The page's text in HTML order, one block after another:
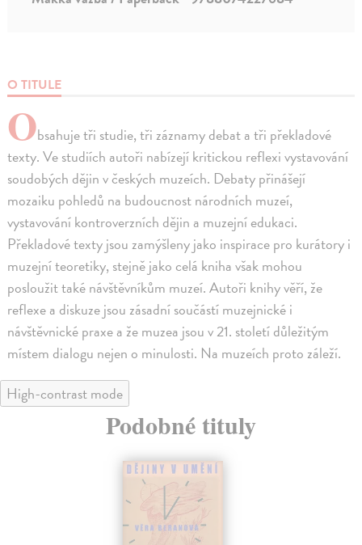
O TITULE
Obsahuje tři studie, tři záznamy debat a tři překladové
texty. Ve studiích autoři nabízejí kritickou reflexi vystavování
soudobých dějin v českých muzeích. Debaty přinášejí
mozaiku pohledů na budoucnost národních muzeí,
vystavování kontroverzních dějin a muzejní edukaci.
Překladové texty jsou zamýšleny jako inspirace pro kurátory i
muzejní teoretiky, stejně jako celá kniha však mohou
posloužit také návštěvníkům muzeí. Autoři knihy věří, že
reflexe a diskuze jsou zásadní součástí muzejnické i
návštěvnické praxe a že muzea jsou v 21. století důležitým
místem dialogu nejen o minulosti. Na muzeích proto záleží.
High-contrast mode
Podobné tituly